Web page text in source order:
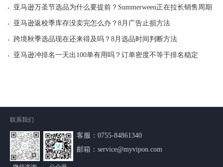
· 亚马逊万圣节选品为什么要提前？Summerween正在拉长销售周期
· 亚马逊返校季库存没卖完怎么办？8月广告止损方法
· 跨境秋季选品现在还来得及吗？8月选品时间判断方法
· 亚马逊冲排名一天出100单有用吗？订单密度不等于排名稳定
联系我们
客服：0755-84861340
邮箱：service@myvipon.com